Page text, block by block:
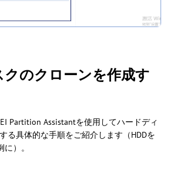
のクローンを作成す
Partition Assistantを使用してハードディ
る具体的な手順をご紹介します（HDDを
）。